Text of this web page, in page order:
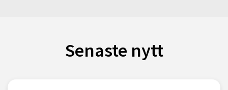
Senaste nytt